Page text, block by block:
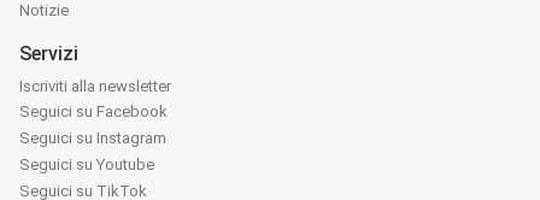
Notizie
Servizi
Iscriviti alla newsletter
Seguici su Facebook
Seguici su Instagram
Seguici su Youtube
Seguici su TikTok